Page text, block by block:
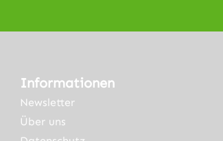
Worx, W
Duro,
Gam
Informationen
Newsletter
Über uns